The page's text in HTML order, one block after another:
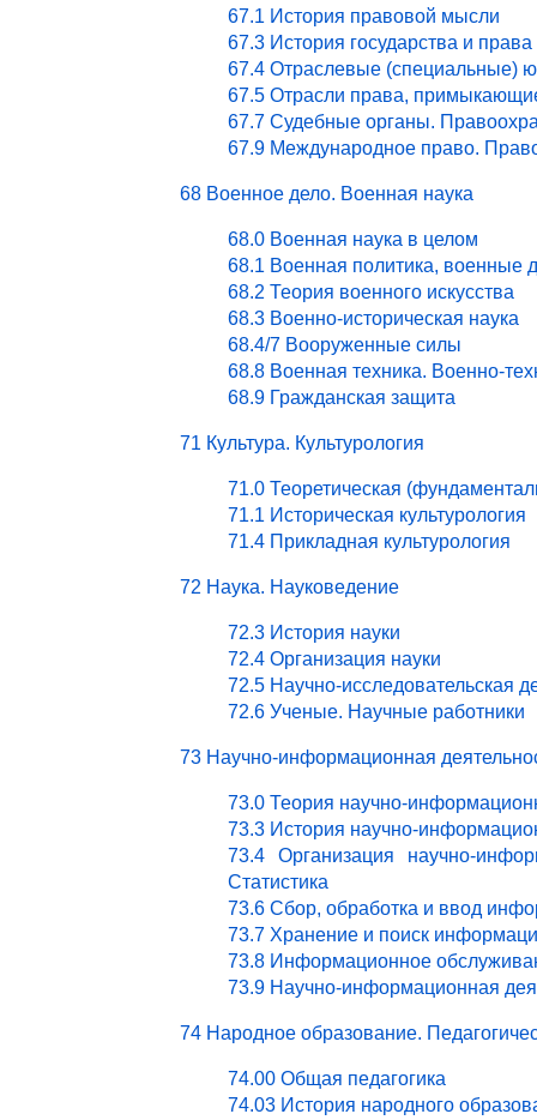
67.1 История правовой мысли
67.3 История государства и права
67.4 Отраслевые (специальные)
67.5 Отрасли права,
67.7 Судебные органы.
67.9 Международное право.
68 Военное дело. Военная наука
68.0 Военная наука в целом
68.1 Военная политика, военные
68.2 Теория военного искусства
68.3 Военно-историческая наука
68.4/7 Вооруженные силы
68.8 Военная техника. Военно-
68.9 Гражданская защита
71 Культура. Культурология
71.0 Теоретическая
71.1 Историческая культурология
71.4 Прикладная культурология
72 Наука. Науковедение
72.3 История науки
72.4 Организация науки
72.5 Научно-исследовательская
72.6 Ученые. Научные работники
73 Научно-информационная
73.0 Теория научно-
73.3 История научно-
73.4 Организация научно-
Статистика
73.6 Сбор, обработка и ввод
73.7 Хранение и поиск
73.8 Информационное
73.9 Научно-информационная
74 Народное образование.
74.00 Общая педагогика
74.03 История народного